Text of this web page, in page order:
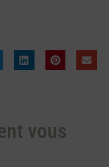
vous